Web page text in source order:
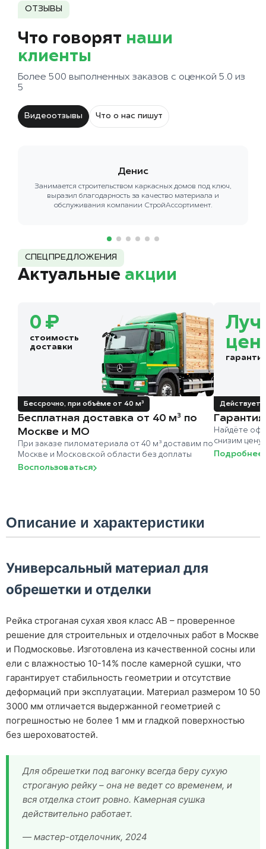
ОТЗЫВЫ
Что говорят наши
клиенты
Более 500 выполненных заказов с оценкой 5.0 из
5
Видеоотзывы Что о нас пишут
Денис
Занимается строительством каркасных домов под ключ,
выразил благодарность за качество материала и
обслуживания компании СтройАссортимент.
СПЕЦПРЕДЛОЖЕНИЯ
Актуальные акции
0 ₽
стоимость
доставки
Бессрочно, при объёме от 40 м³
Бесплатная доставка от 40 м³ по
Москве и МО
При заказе пиломатериала от 40 м³ доставим по
Москве и Московской области без доплаты
Воспользоваться
Действует
Найдёте
снизим
Подробнее
Описание и характеристики
Универсальный материал для
обрешетки и отделки
Рейка строганая сухая хвоя класс АВ – проверенное
решение для строительных и отделочных работ в Москве
и Подмосковье. Изготовлена из качественной сосны или
ели с влажностью 10-14% после камерной сушки, что
гарантирует стабильность геометрии и отсутствие
деформаций при эксплуатации. Материал размером 10 50
3000 мм отличается выдержанной геометрией с
погрешностью не более 1 мм и гладкой поверхностью
без шероховатостей.
Для обрешетки под вагонку всегда беру сухую
строганую рейку – она не ведет со временем, и
вся отделка стоит ровно. Камерная сушка
действительно работает.
— мастер-отделочник, 2024